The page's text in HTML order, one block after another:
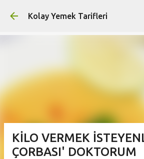
Ana içeriğe atla
Kolay Yemek Tarifleri
KİLO VERMEK
ÇORBASI' DOKTORUM